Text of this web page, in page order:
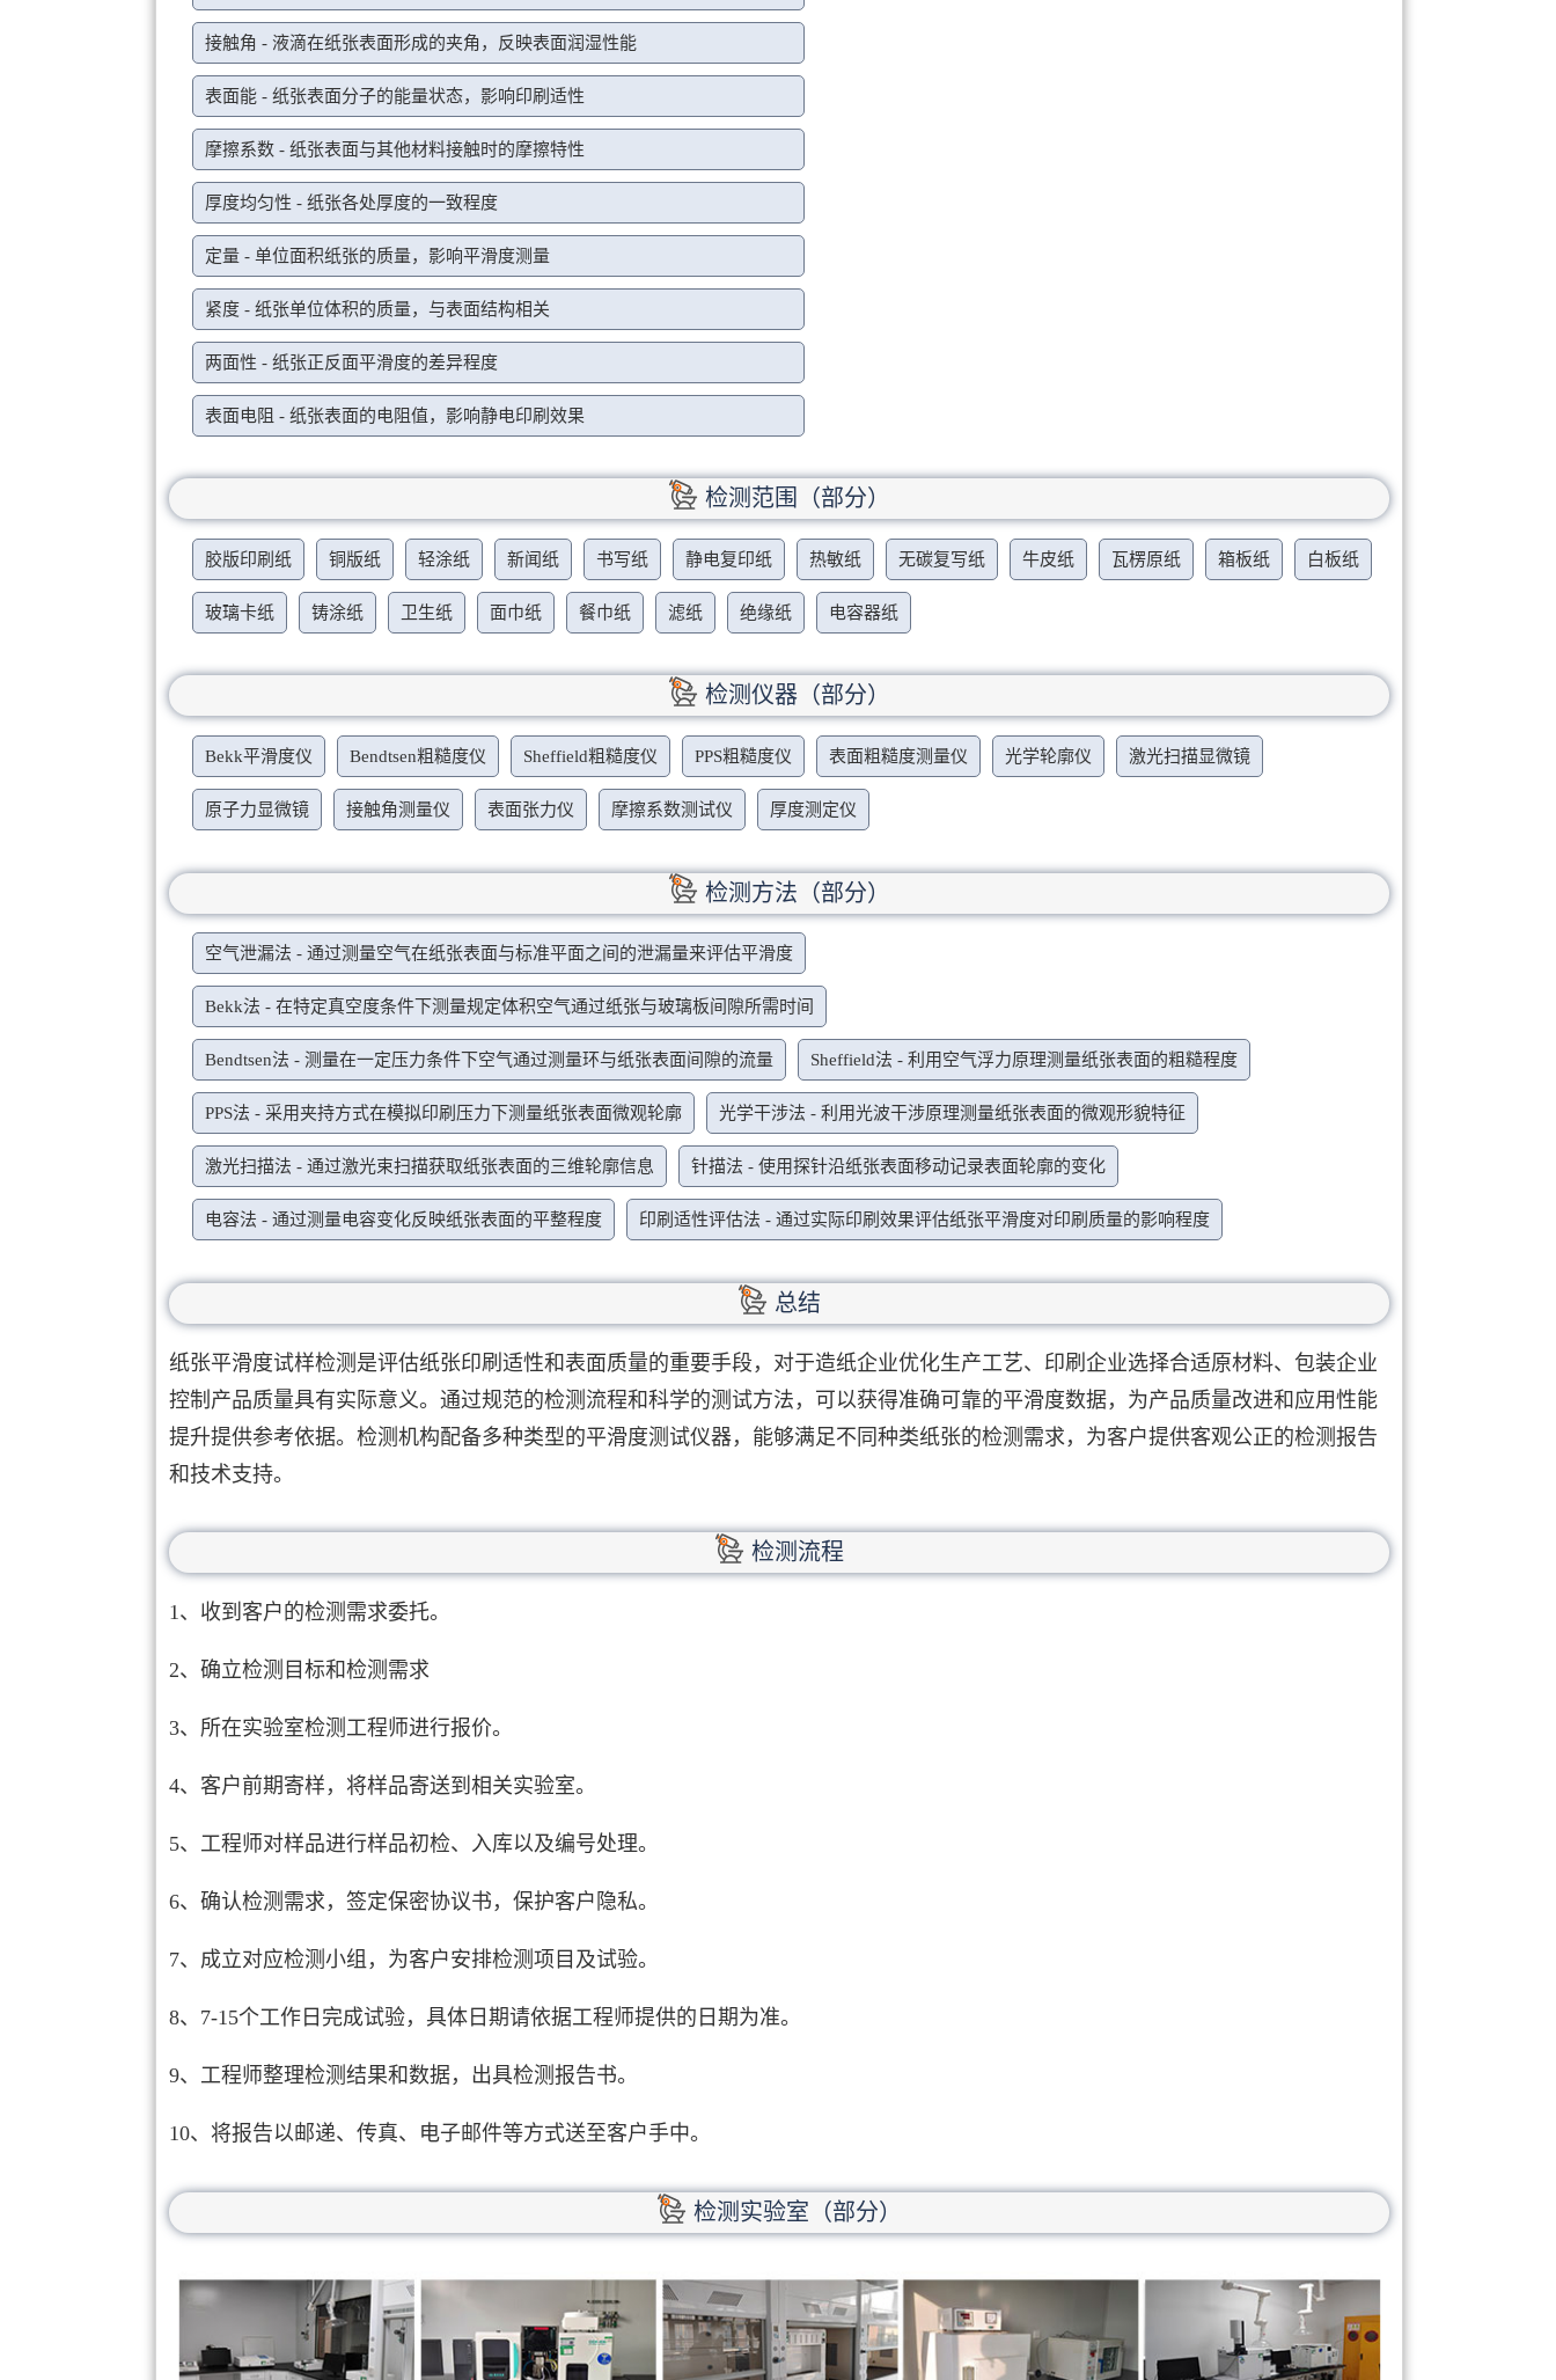
接触角 - 液滴在纸张表面形成的夹角，反映表面润湿性能
表面能 - 纸张表面分子的能量状态，影响印刷适性
摩擦系数 - 纸张表面与其他材料接触时的摩擦特性
厚度均匀性 - 纸张各处厚度的一致程度
定量 - 单位面积纸张的质量，影响平滑度测量
紧度 - 纸张单位体积的质量，与表面结构相关
两面性 - 纸张正反面平滑度的差异程度
表面电阻 - 纸张表面的电阻值，影响静电印刷效果
检测范围（部分）
胶版印刷纸 铜版纸 轻涂纸 新闻纸 书写纸 静电复印纸 热敏纸 无碳复写纸 牛皮纸 瓦楞原纸 箱板纸 白板纸
玻璃卡纸 铸涂纸 卫生纸 面巾纸 餐巾纸 滤纸 绝缘纸 电容器纸
检测仪器（部分）
Bekk平滑度仪 Bendtsen粗糙度仪 Sheffield粗糙度仪 PPS粗糙度仪 表面粗糙度测量仪 光学轮廓仪 激光扫描显微镜
原子力显微镜 接触角测量仪 表面张力仪 摩擦系数测试仪 厚度测定仪
检测方法（部分）
空气泄漏法 - 通过测量空气在纸张表面与标准平面之间的泄漏量来评估平滑度
Bekk法 - 在特定真空度条件下测量规定体积空气通过纸张与玻璃板间隙所需时间
Bendtsen法 - 测量在一定压力条件下空气通过测量环与纸张表面间隙的流量 Sheffield法 - 利用空气浮力原理测量纸张表面的粗糙程度
PPS法 - 采用夹持方式在模拟印刷压力下测量纸张表面微观轮廓 光学干涉法 - 利用光波干涉原理测量纸张表面的微观形貌特征
激光扫描法 - 通过激光束扫描获取纸张表面的三维轮廓信息 针描法 - 使用探针沿纸张表面移动记录表面轮廓的变化
电容法 - 通过测量电容变化反映纸张表面的平整程度 印刷适性评估法 - 通过实际印刷效果评估纸张平滑度对印刷质量的影响程度
总结
纸张平滑度试样检测是评估纸张印刷适性和表面质量的重要手段，对于造纸企业优化生产工艺、印刷企业选择合适原材料、包装企业
控制产品质量具有实际意义。通过规范的检测流程和科学的测试方法，可以获得准确可靠的平滑度数据，为产品质量改进和应用性能
提升提供参考依据。检测机构配备多种类型的平滑度测试仪器，能够满足不同种类纸张的检测需求，为客户提供客观公正的检测报告
和技术支持。
检测流程
1、收到客户的检测需求委托。
2、确立检测目标和检测需求
3、所在实验室检测工程师进行报价。
4、客户前期寄样，将样品寄送到相关实验室。
5、工程师对样品进行样品初检、入库以及编号处理。
6、确认检测需求，签定保密协议书，保护客户隐私。
7、成立对应检测小组，为客户安排检测项目及试验。
8、7-15个工作日完成试验，具体日期请依据工程师提供的日期为准。
9、工程师整理检测结果和数据，出具检测报告书。
10、将报告以邮递、传真、电子邮件等方式送至客户手中。
检测实验室（部分）